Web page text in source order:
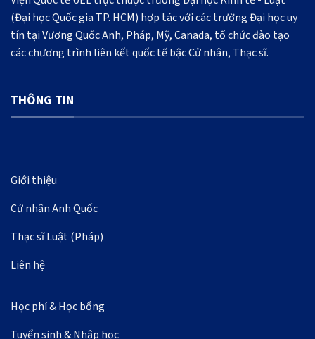
(Đại học Quốc gia TP. HCM) hợp tác với các trường Đại học uy
tín tại Vương Quốc Anh, Pháp, Mỹ, Canada, tổ chức đào tạo
các chương trình liên kết quốc tế bậc Cử nhân, Thạc sĩ.
THÔNG TIN
Giới thiệu
Cử nhân Anh Quốc
Thạc sĩ Luật (Pháp)
Liên hệ
Học phí & Học bổng
Tuyển sinh & Nhập học